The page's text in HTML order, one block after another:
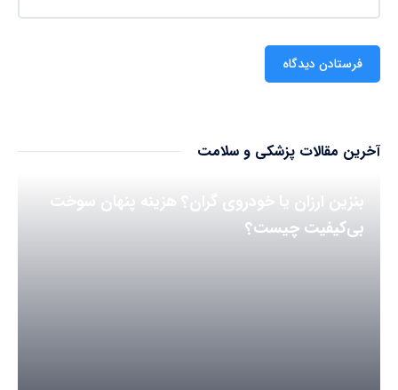
آخرین مقالات پزشکی و سلامت
بنزین ارزان یا خودروی گران؟ هزینه پنهان سوخت
بی‌کیفیت چیست؟